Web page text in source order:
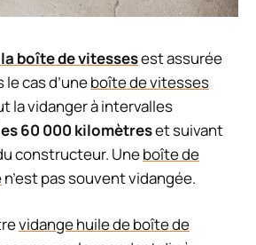
boîte de vitessesest assurée
le cas d’uneboîte de vitesses
la vidanger à intervalles
60 000 kilomètreset suivant
constructeur. Uneboîte de
n’est pas souvent vidangée.
vidange huile de boîte de